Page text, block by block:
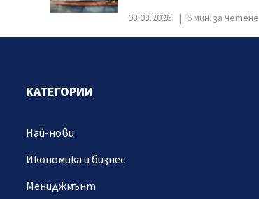
03.08.2026 6 мин. за четене
КАТЕГОРИИ
Най-нови
Икономика и бизнес
Мениджмънт